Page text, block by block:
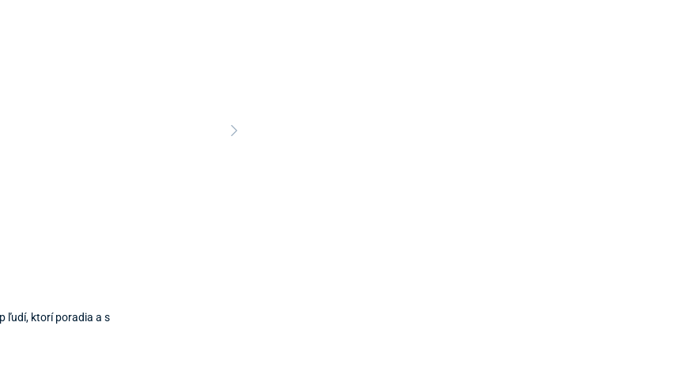
ľudí, ktorí poradia a s